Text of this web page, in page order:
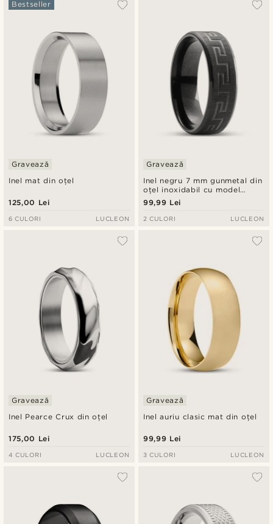
Inel mat din oțel
Bestseller
Gravează
125,00 Lei
6 CULORI LUCLEON
Inel negru 7 mm gunmetal din
oțel inoxidabil cu model
meandru
Gravează
99,99 Lei
2 CULORI LUCLEON
Inel Pearce Crux din oțel
Gravează
175,00 Lei
4 CULORI LUCLEON
Inel auriu clasic mat din oțel
Gravează
99,99 Lei
3 CULORI LUCLEON